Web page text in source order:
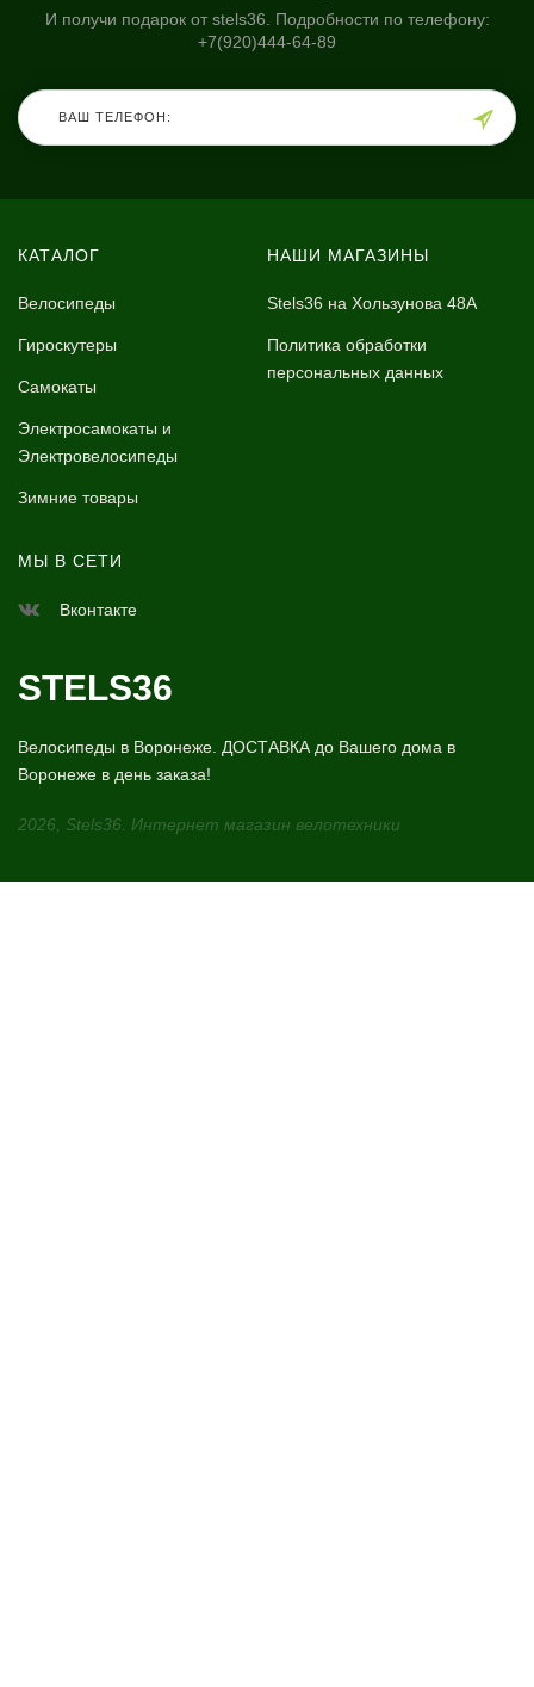
И получи подарок от stels36. Подробности по телефону:
+7(920)444-64-89
КАТАЛОГ
Велосипеды
Гироскутеры
Самокаты
Электросамокаты и
Электровелосипеды
Зимние товары
НАШИ МАГАЗИНЫ
Stels36 на Хользунова 48А
Политика обработки
персональных данных
МЫ В СЕТИ
Вконтакте
STELS36
Велосипеды в Воронеже. ДОСТАВКА до Вашего дома в
Воронеже в день заказа!
2026, Stels36. Интернет магазин велотехники